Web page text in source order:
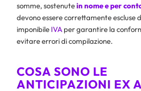
somme, sostenutein nome e per
devono essere correttamente escluse
imponibile IVAper garantire la
evitare errori di compilazione.
COSA SONO LE
ANTICIPAZIONI EX